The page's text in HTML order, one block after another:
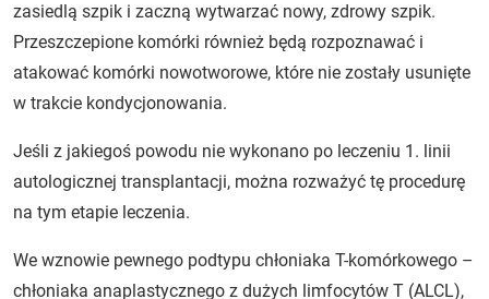
zasiedlą szpik i zaczną wytwarzać nowy, zdrowy szpik.
Przeszczepione komórki również będą rozpoznawać i
atakować komórki nowotworowe, które nie zostały usunięte
w trakcie kondycjonowania.
Jeśli z jakiegoś powodu nie wykonano po leczeniu 1. linii
autologicznej transplantacji, można rozważyć tę procedurę
na tym etapie leczenia.
We wznowie pewnego podtypu chłoniaka T-komórkowego –
chłoniaka anaplastycznego z dużych limfocytów T (ALCL),